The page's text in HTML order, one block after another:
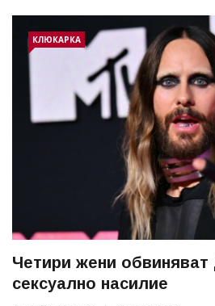
КЛЮКАРКА
Четири жени
сексуално насилие